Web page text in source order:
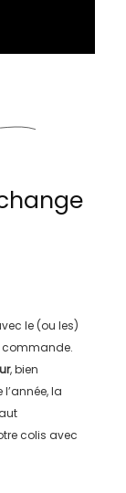
le (ou les)
commande.
, bien
la
colis avec